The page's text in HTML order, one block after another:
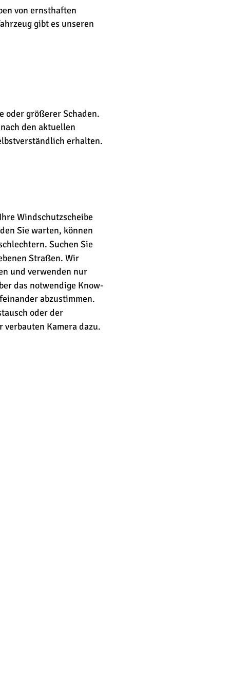
von ernsthaften
gibt es unseren
oder größerer Schaden.
den aktuellen
erhalten.
Windschutzscheibe
Sie warten, können
Suchen Sie
Straßen. Wir
und verwenden nur
das notwendige Know-
abzustimmen.
oder der
Kamera dazu.